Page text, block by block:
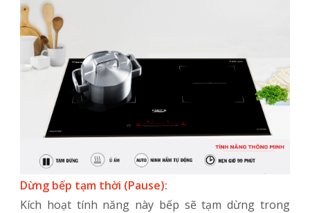
Dừng bếp tạm thời (Pause):
Kích hoạt tính năng này bếp sẽ tạm dừng trong